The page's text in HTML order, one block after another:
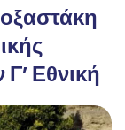
Εθνική